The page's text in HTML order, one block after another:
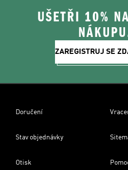
UŠETŘI 10%
ZAREGISTRUJ SE
Doručení
Stav objednávky
Otisk